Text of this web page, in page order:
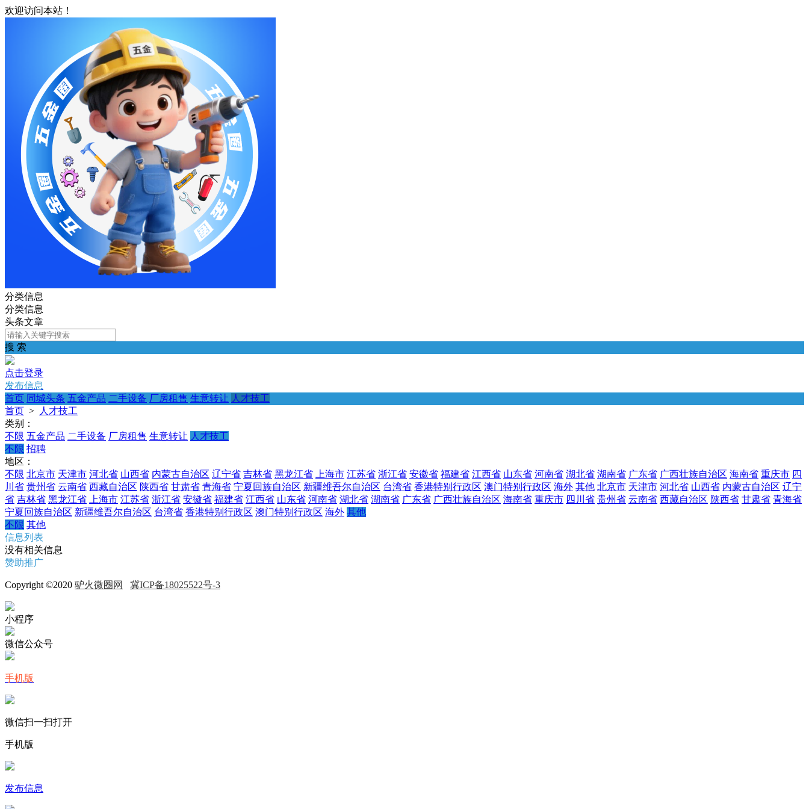
欢迎访问本站！
分类信息
分类信息
头条文章
搜 索
点击登录
发布信息
首页 同城头条 五金产品 二手设备 厂房租售 生意转让 人才技工
首页 >
人才技工
类别：
不限 五金产品 二手设备 厂房租售 生意转让 人才技工
不限 招聘
地区：
不限 北京市 天津市 河北省 山西省 内蒙古自治区 辽宁省 吉林省 黑龙江省 上海市 江苏省 浙江省 安徽省 福建省 江西省 山东省 河南省 湖北省 湖南省 广东省 广西壮族自治区 海南省 重庆市 四
川省 贵州省 云南省 西藏自治区 陕西省 甘肃省 青海省 宁夏回族自治区 新疆维吾尔自治区 台湾省 香港特别行政区 澳门特别行政区 海外 其他 北京市 天津市 河北省 山西省 内蒙古自治区 辽宁
省 吉林省 黑龙江省 上海市 江苏省 浙江省 安徽省 福建省 江西省 山东省 河南省 湖北省 湖南省 广东省 广西壮族自治区 海南省 重庆市 四川省 贵州省 云南省 西藏自治区 陕西省 甘肃省 青海省
宁夏回族自治区 新疆维吾尔自治区 台湾省 香港特别行政区 澳门特别行政区 海外 其他
不限 其他
信息列表
没有相关信息
赞助推广
Copyright ©2020 驴火微圈网 冀ICP备18025522号-3
小程序
微信公众号
手机版
微信扫一扫打开
手机版
发布信息